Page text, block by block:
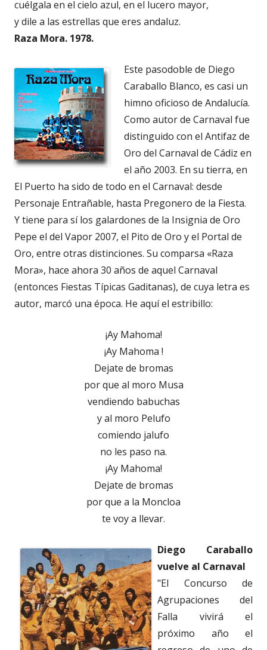
cuélgala en el cielo azul, en el lucero mayor,
y dile a las estrellas que eres andaluz.
Raza Mora. 1978.
Este pasodoble de Diego
Caraballo Blanco, es casi un
himno oficioso de Andalucía.
Como autor de Carnaval fue
distinguido con el Antifaz de
Oro del Carnaval de Cádiz en
el año 2003. En su tierra, en
El Puerto ha sido de todo en el Carnaval: desde
Personaje Entrañable, hasta Pregonero de la Fiesta.
Y tiene para sí los galardones de la Insignia de Oro
Pepe el del Vapor 2007, el Pito de Oro y el Portal de
Oro, entre otras distinciones. Su comparsa «Raza
Mora», hace ahora 30 años de aquel Carnaval
(entonces Fiestas Típicas Gaditanas), de cuya letra es
autor, marcó una época. He aquí el estribillo:
¡Ay Mahoma!
¡Ay Mahoma !
Dejate de bromas
por que al moro Musa
vendiendo babuchas
y al moro Pelufo
comiendo jalufo
no les paso na.
¡Ay Mahoma!
Dejate de bromas
por que a la Moncloa
te voy a llevar.
Diego Caraballo
vuelve al Carnaval
"El Concurso de
Agrupaciones del
Falla vivirá el
próximo año el